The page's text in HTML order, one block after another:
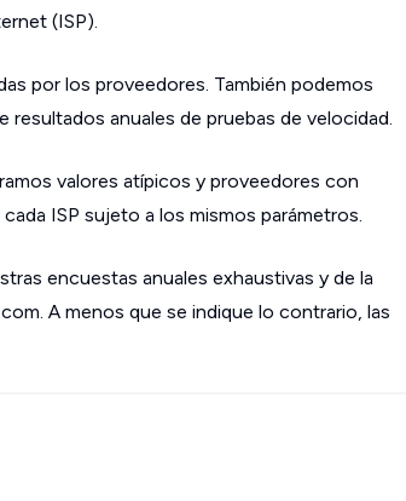
(ISP).
por los proveedores. También podemos
resultados anuales de pruebas de velocidad.
valores atípicos y proveedores con
ISP sujeto a los mismos parámetros.
encuestas anuales exhaustivas y de la
A menos que se indique lo contrario, las